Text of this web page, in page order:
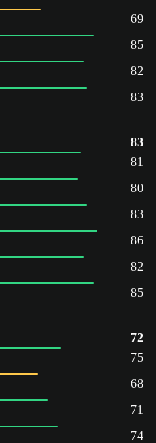
69
85
82
83
83
81
80
83
86
82
85
72
75
68
71
74